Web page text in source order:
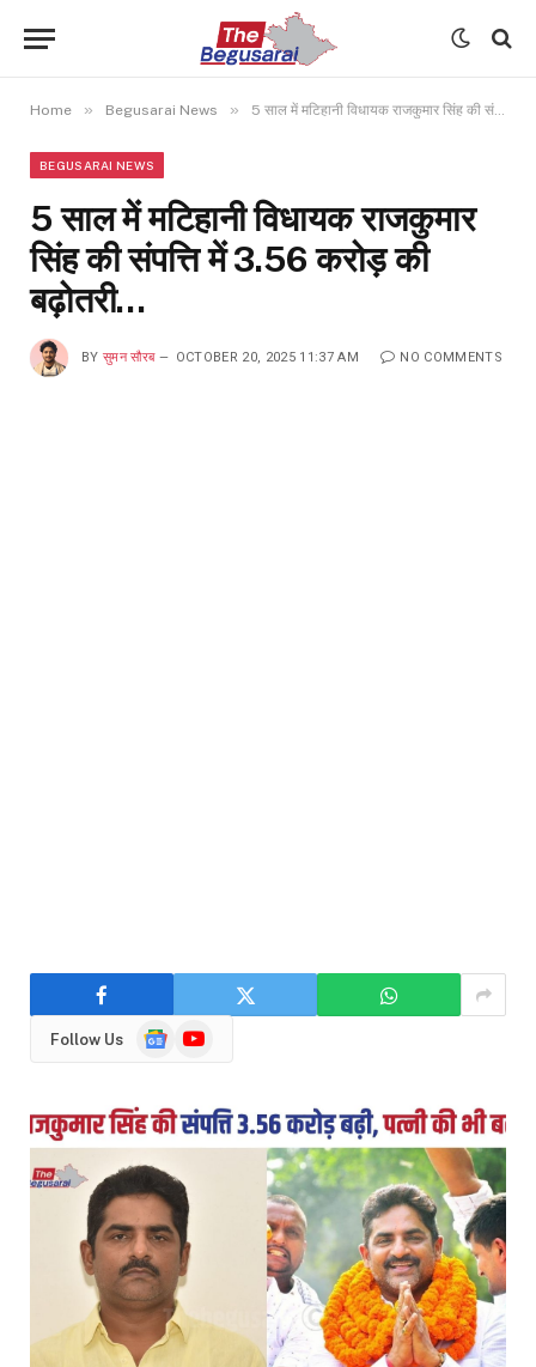
Home » Begusarai News » 5 साल में मटिहानी विधायक राजकुमार सिंह की संपत्ति में 3.56 करोड़ की बढ़ोतरी…
BEGUSARAI NEWS
5 साल में मटिहानी विधायक राजकुमार
सिंह की संपत्ति में 3.56 करोड़ की
बढ़ोतरी…
BY सुमन सौरब OCTOBER 20, 2025 11:37 AM NO COMMENTS
Follow Us
GoogleYouTube